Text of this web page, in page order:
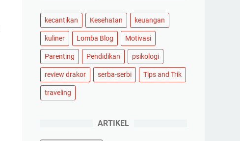
kecantikan Kesehatan keuangan
kuliner Lomba Blog Motivasi
Parenting Pendidikan psikologi
review drakor serba-serbi Tips and Trik
traveling
ARTIKEL